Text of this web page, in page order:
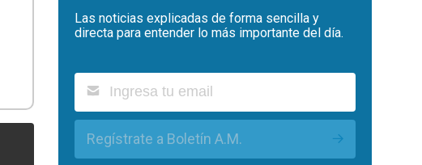
Las noticias explicadas de forma sencilla y
directa para entender lo más importante del día.
Regístrate a Boletín A.M.